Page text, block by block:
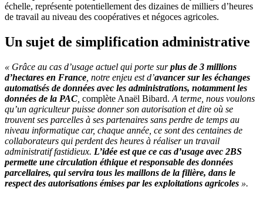
échelle, représente potentiellement des dizaines de milliers d’heures
de travail au niveau des coopératives et négoces agricoles.
Un sujet de simplification administrative
« Grâce au cas d’usage actuel qui porte surplus de 3 millions
d’hectares en France , notre enjeu est d’avancer sur les échanges
automatisés de données avec les administrations, notamment les
données de la PAC complète Anaël Bibard. A terme, nous voulons
qu’un agriculteur puisse donner son autorisation et dire où se
trouvent ses parcelles à ses partenaires sans perdre de temps au
niveau informatique car, chaque année, ce sont des centaines de
collaborateurs qui perdent des heures à réaliser un travail
administratif fastidieux. L’idée est que ce cas d’usage avec 2BS
permette une circulation éthique et responsable des données
parcellaires, qui servira tous les maillons de la filière, dans le
respect des autorisations émises par les exploitations agricoles ».